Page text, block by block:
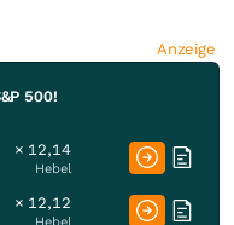
Anzeige
500!
× 12,14
Hebel
× 12,12